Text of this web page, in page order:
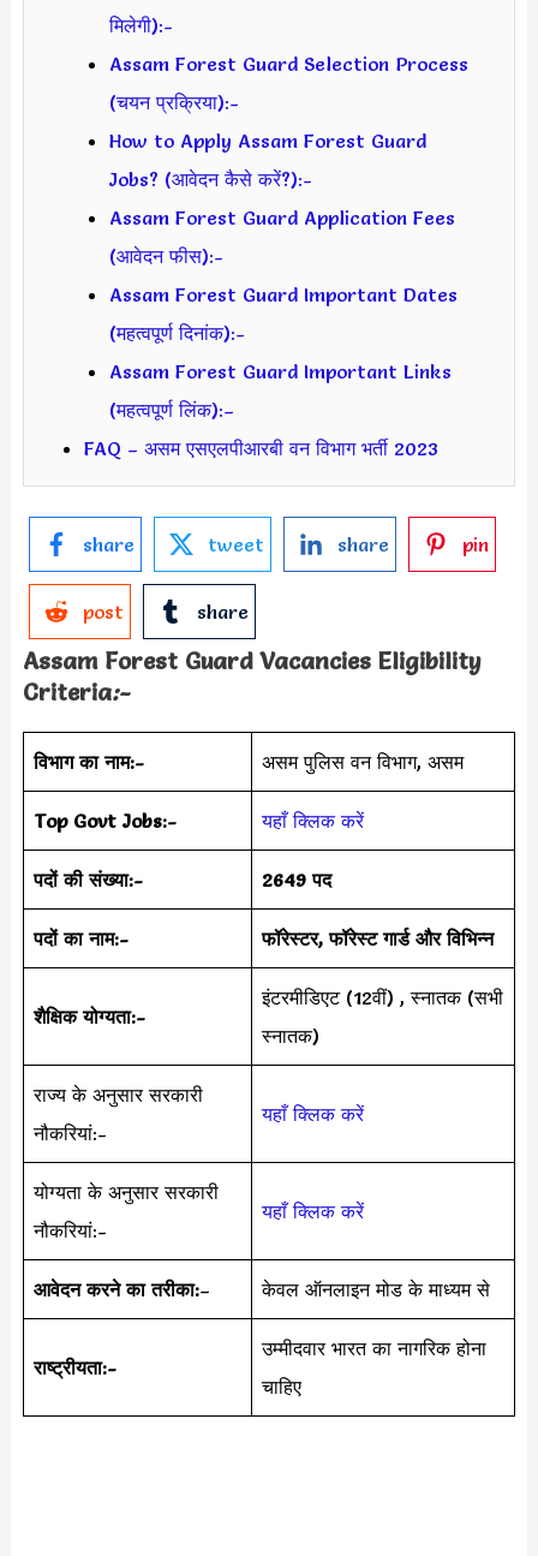
मिलेगी):-
Assam Forest Guard Selection Process
(चयन प्रक्रिया):-
How to Apply Assam Forest Guard
Jobs? (आवेदन कैसे करें?):-
Assam Forest Guard Application Fees
(आवेदन फीस):-
Assam Forest Guard Important Dates
(महत्वपूर्ण दिनांक):-
Assam Forest Guard Important Links
(महत्वपूर्ण लिंक):–
FAQ – असम एसएलपीआरबी वन विभाग भर्ती 2023
share tweet share pin
post share
Assam Forest Guard Vacancies Eligibility
Criteria:-
विभाग का नाम:- असम पुलिस वन विभाग, असम
Top Govt Jobs:- यहाँ क्लिक करें
पदों की संख्या:- 2649 पद
पदों का नाम:- फॉरेस्टर, फॉरेस्ट गार्ड और विभिन्न
शैक्षिक योग्यता:-
इंटरमीडिएट (12वीं) , स्नातक (सभी
स्नातक)
राज्य के अनुसार सरकारी
नौकरियां:-
यहाँ क्लिक करें
योग्यता के अनुसार सरकारी
नौकरियां:-
यहाँ क्लिक करें
आवेदन करने का तरीका:– केवल ऑनलाइन मोड के माध्यम से
राष्ट्रीयता:-
उम्मीदवार भारत का नागरिक होना
चाहिए